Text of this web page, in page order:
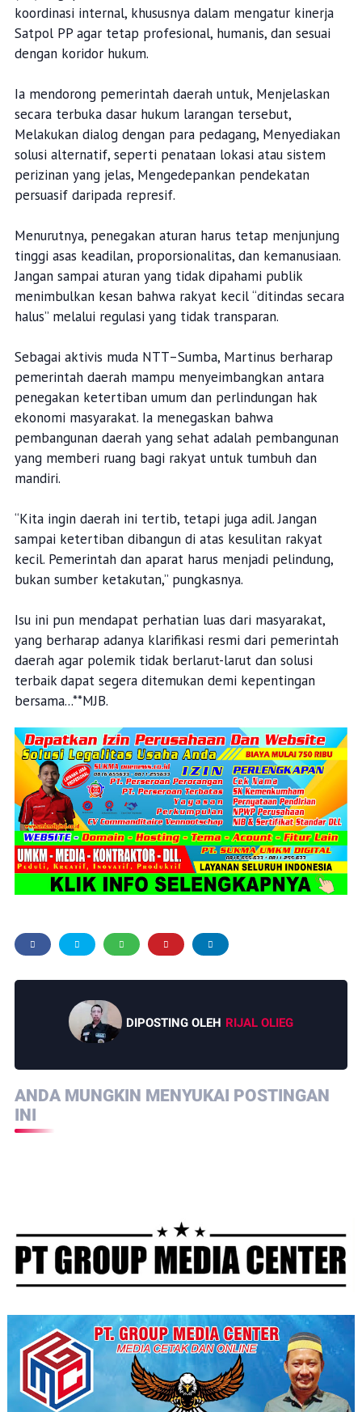
koordinasi internal, khususnya dalam mengatur kinerja
Satpol PP agar tetap profesional, humanis, dan sesuai
dengan koridor hukum.
Ia mendorong pemerintah daerah untuk, Menjelaskan
secara terbuka dasar hukum larangan tersebut,
Melakukan dialog dengan para pedagang, Menyediakan
solusi alternatif, seperti penataan lokasi atau sistem
perizinan yang jelas, Mengedepankan pendekatan
persuasif daripada represif.
Menurutnya, penegakan aturan harus tetap menjunjung
tinggi asas keadilan, proporsionalitas, dan kemanusiaan.
Jangan sampai aturan yang tidak dipahami publik
menimbulkan kesan bahwa rakyat kecil “ditindas secara
halus” melalui regulasi yang tidak transparan.
Sebagai aktivis muda NTT–Sumba, Martinus berharap
pemerintah daerah mampu menyeimbangkan antara
penegakan ketertiban umum dan perlindungan hak
ekonomi masyarakat. Ia menegaskan bahwa
pembangunan daerah yang sehat adalah pembangunan
yang memberi ruang bagi rakyat untuk tumbuh dan
mandiri.
“Kita ingin daerah ini tertib, tetapi juga adil. Jangan
sampai ketertiban dibangun di atas kesulitan rakyat
kecil. Pemerintah dan aparat harus menjadi pelindung,
bukan sumber ketakutan,” pungkasnya.
Isu ini pun mendapat perhatian luas dari masyarakat,
yang berharap adanya klarifikasi resmi dari pemerintah
daerah agar polemik tidak berlarut-larut dan solusi
terbaik dapat segera ditemukan demi kepentingan
bersama...**MJB.
DIPOSTING OLEH RIJAL OLIEG
ANDA MUNGKIN MENYUKAI POSTINGAN
INI